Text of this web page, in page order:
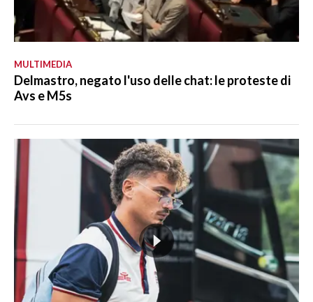
MULTIMEDIA
Delmastro, negato l'uso delle chat: le proteste di
Avs e M5s